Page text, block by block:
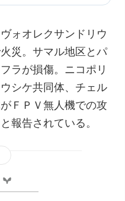
ォオレクサンドリウ
災。サマル地区とパ
ラが損傷。ニコポリ
シケ共同体、チェル
ＦＰＶ無人機での攻
報告されている。